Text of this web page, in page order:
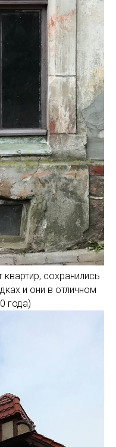
квартир, сохранились
и они в отличном
года)